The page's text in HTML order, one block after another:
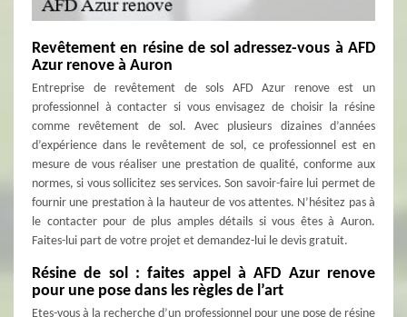
Revêtement en résine de sol adressez-vous à AFD
Azur renove à Auron
Entreprise de revêtement de sols AFD Azur renove est un
professionnel à contacter si vous envisagez de choisir la résine
comme revêtement de sol. Avec plusieurs dizaines d’années
d’expérience dans le revêtement de sol, ce professionnel est en
mesure de vous réaliser une prestation de qualité, conforme aux
normes, si vous sollicitez ses services. Son savoir-faire lui permet de
fournir une prestation à la hauteur de vos attentes. N’hésitez pas à
le contacter pour de plus amples détails si vous êtes à Auron.
Faites-lui part de votre projet et demandez-lui le devis gratuit.
Résine de sol : faites appel à AFD Azur renove
pour une pose dans les règles de l’art
Etes-vous à la recherche d’un professionnel pour une pose de résine